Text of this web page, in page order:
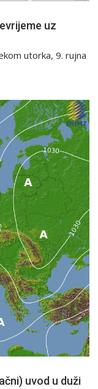
uz
utorka, 9. rujna
uvod u duži